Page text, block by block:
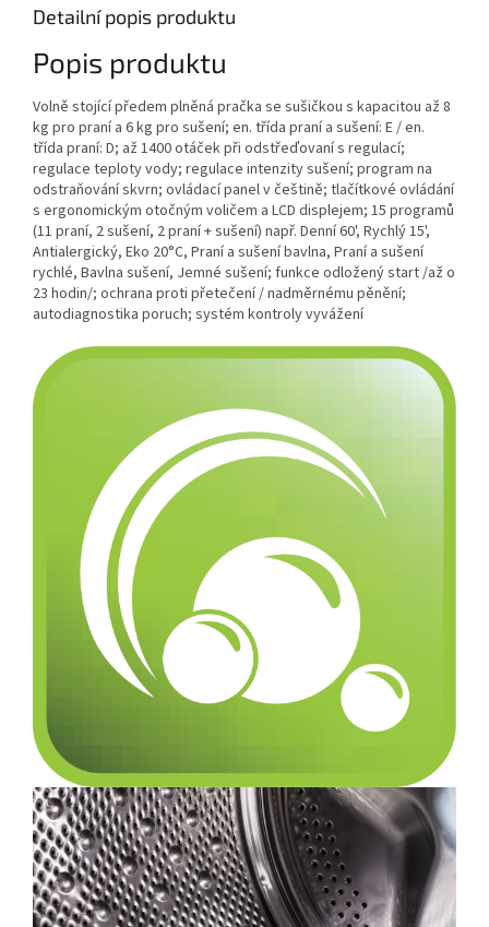
Detailní popis produktu
Popis produktu
Volně stojící předem plněná pračka se sušičkou s kapacitou až 8
kg pro praní a 6 kg pro sušení; en. třída praní a sušení: E / en.
třída praní: D; až 1400 otáček při odstřeďovaní s regulací;
regulace teploty vody; regulace intenzity sušení; program na
odstraňování skvrn; ovládací panel v češtině; tlačítkové ovládání
s ergonomickým otočným voličem a LCD displejem; 15 programů
(11 praní, 2 sušení, 2 praní + sušení) např. Denní 60', Rychlý 15',
Antialergický, Eko 20°C, Praní a sušení bavlna, Praní a sušení
rychlé, Bavlna sušení, Jemné sušení; funkce odložený start /až o
23 hodin/; ochrana proti přetečení / nadměrnému pěnění;
autodiagnostika poruch; systém kontroly vyvážení